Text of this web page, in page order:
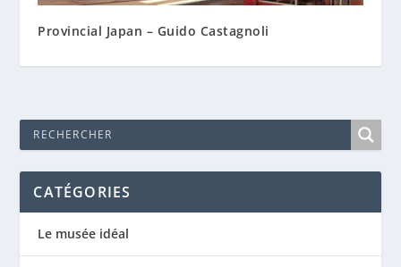
Provincial Japan – Guido Castagnoli
CATÉGORIES
Le musée idéal